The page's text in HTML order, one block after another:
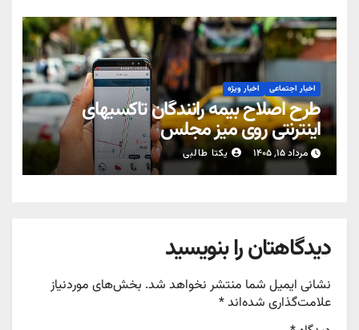
اخبار اجتماعی اخبار ویژه
طرح اصلاح بیمه رانندگان تاکسیهای
اینترنتی روی میز مجلس
مرداد ۱۵, ۱۴۰۵ یکتا طالبی
دیدگاهتان را بنویسید
نشانی ایمیل شما منتشر نخواهد شد. بخش‌های موردنیاز
علامت‌گذاری شده‌اند*